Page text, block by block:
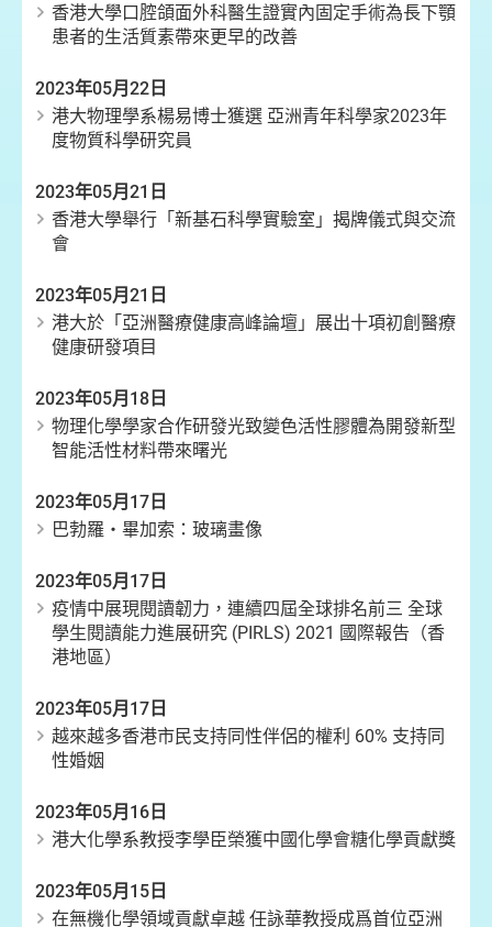
香港大學口腔頜面外科醫生證實內固定手術為長下顎
患者的生活質素帶來更早的改善
2023年05月22日
港大物理學系楊易博士獲選 亞洲青年科學家2023年
度物質科學研究員
2023年05月21日
香港大學舉行「新基石科學實驗室」揭牌儀式與交流
會
2023年05月21日
港大於「亞洲醫療健康高峰論壇」展出十項初創醫療
健康研發項目
2023年05月18日
物理化學學家合作研發光致變色活性膠體為開發新型
智能活性材料帶來曙光
2023年05月17日
巴勃羅・畢加索：玻璃畫像
2023年05月17日
疫情中展現閱讀韌力，連續四屆全球排名前三 全球
學生閱讀能力進展研究 (PIRLS) 2021 國際報告（香
港地區）
2023年05月17日
越來越多香港市民支持同性伴侶的權利 60% 支持同
性婚姻
2023年05月16日
港大化學系教授李學臣榮獲中國化學會糖化學貢獻獎
2023年05月15日
在無機化學領域貢獻卓越 任詠華教授成爲首位亞洲